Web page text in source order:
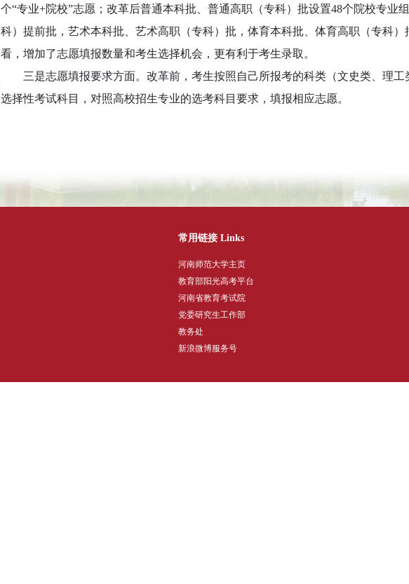
个“专业+院校”志愿；改革后普通本科批、普通高职（专科）批设置48个院校专业
科）提前批，艺术本科批、艺术高职（专科）批，体育本科批、体育高职（专科
看，增加了志愿填报数量和考生选择机会，更有利于考生录取。
三是志愿填报要求方面。改革前，考生按照自己所报考的科类（文史类、理工
选择性考试科目，对照高校招生专业的选考科目要求，填报相应志愿。
常用链接 Links
河南师范大学主页
教育部阳光高考平台
河南省教育考试院
党委研究生工作部
教务处
新浪微博服务号